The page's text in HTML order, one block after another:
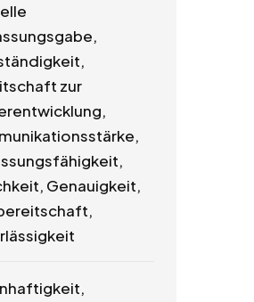
zur
Genauigkeit,